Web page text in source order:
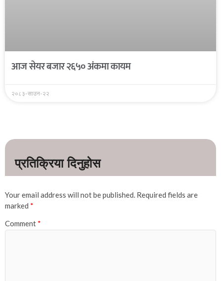
आज सेयर बजार २६५० अंकमा कायम
२०८३-साउन-२२
Your email address will not be published. Required fields are
marked *
Comment *